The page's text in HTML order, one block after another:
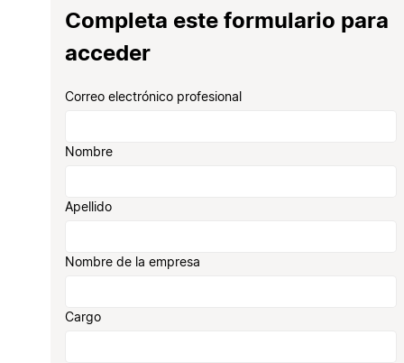
Completa este formulario para
acceder
Correo electrónico profesional
Nombre
Apellido
Nombre de la empresa
Cargo